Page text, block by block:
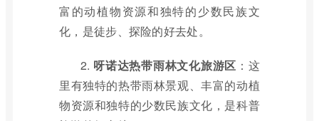
富的动植物资源和独特的少数民族文
化，是徒步、探险的好去处。
2. 呀诺达热带雨林文化旅游区 ：这
里有独特的热带雨林景观、丰富的动植
物资源和独特的少数民族文化，是科普